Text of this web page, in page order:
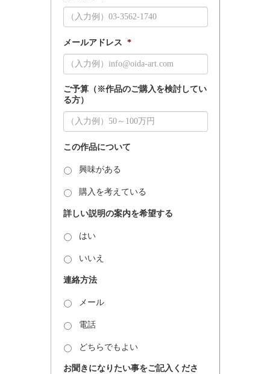
メールアドレス *
ご予算（※作品のご購入を検討してい
る方）
この作品について
興味がある
購入を考えている
詳しい説明の案内を希望する
はい
いいえ
連絡方法
メール
電話
どちらでもよい
お聞きになりたい事をご記入くださ